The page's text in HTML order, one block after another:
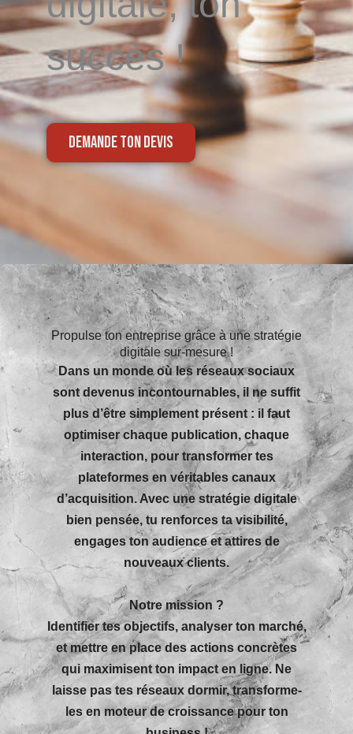
succès !
DEMANDE TON DEVIS
Propulse ton entreprise grâce à une stratégie
digitale sur-mesure !
Dans un monde où les réseaux sociaux
sont devenus incontournables, il ne suffit
plus d’être simplement présent : il faut
optimiser chaque publication, chaque
interaction, pour transformer tes
plateformes en véritables canaux
d’acquisition. Avec une stratégie digitale
bien pensée, tu renforces ta visibilité,
engages ton audience et attires de
nouveaux clients.
Notre mission ?
Identifier tes objectifs, analyser ton marché,
et mettre en place des actions concrètes
qui maximisent ton impact en ligne. Ne
laisse pas tes réseaux dormir, transforme-
les en moteur de croissance pour ton